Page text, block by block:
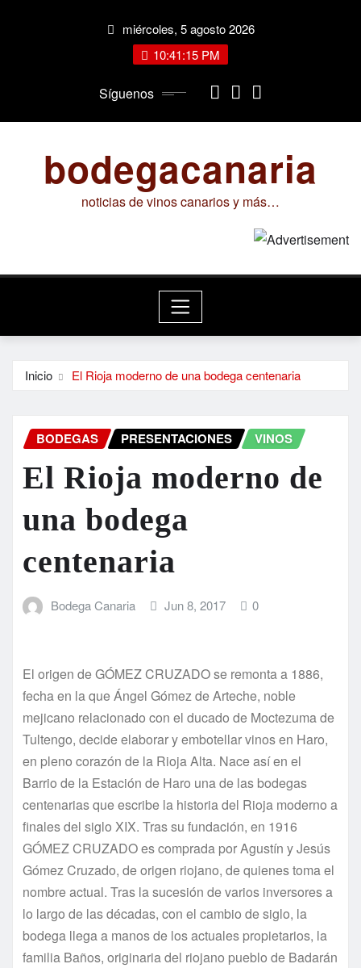
miércoles, 5 agosto 2026
10:41:15 PM
Síguenos
bodegacanaria
noticias de vinos canarios y más…
Inicio El Rioja moderno de una bodega centenaria
BODEGAS PRESENTACIONES VINOS
El Rioja moderno de
una bodega
centenaria
Bodega Canaria Jun 8, 2017 0
El origen de GÓMEZ CRUZADO se remonta a 1886,
fecha en la que Ángel Gómez de Arteche, noble
mejicano relacionado con el ducado de Moctezuma de
Tultengo, decide elaborar y embotellar vinos en Haro,
en pleno corazón de la Rioja Alta. Nace así en el
Barrio de la Estación de Haro una de las bodegas
centenarias que escribe la historia del Rioja moderno a
finales del siglo XIX. Tras su fundación, en 1916
GÓMEZ CRUZADO es comprada por Agustín y Jesús
Gómez Cruzado, de origen riojano, de quienes toma el
nombre actual. Tras la sucesión de varios inversores a
lo largo de las décadas, con el cambio de siglo, la
bodega llega a manos de los actuales propietarios, la
familia Baños, originaria del riojano pueblo de Badarán